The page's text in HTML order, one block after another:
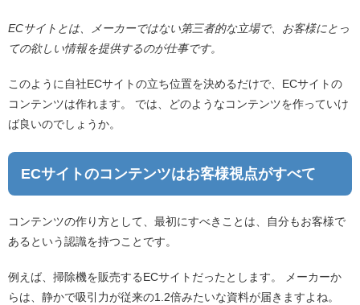
ECサイトとは、メーカーではない第三者的な立場で、お客様にとっ
ての欲しい情報を提供するのが仕事です。
このように自社ECサイトの立ち位置を決めるだけで、ECサイトの
コンテンツは作れます。 では、どのようなコンテンツを作っていけ
ば良いのでしょうか。
ECサイトのコンテンツはお客様視点がすべて
コンテンツの作り方として、最初にすべきことは、自分もお客様で
あるという認識を持つことです。
例えば、掃除機を販売するECサイトだったとします。 メーカーか
らは、静かで吸引力が従来の1.2倍みたいな資料が届きますよね。